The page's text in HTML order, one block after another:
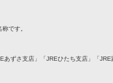
です。
ずさ支店」「JREひたち支店」「JRE